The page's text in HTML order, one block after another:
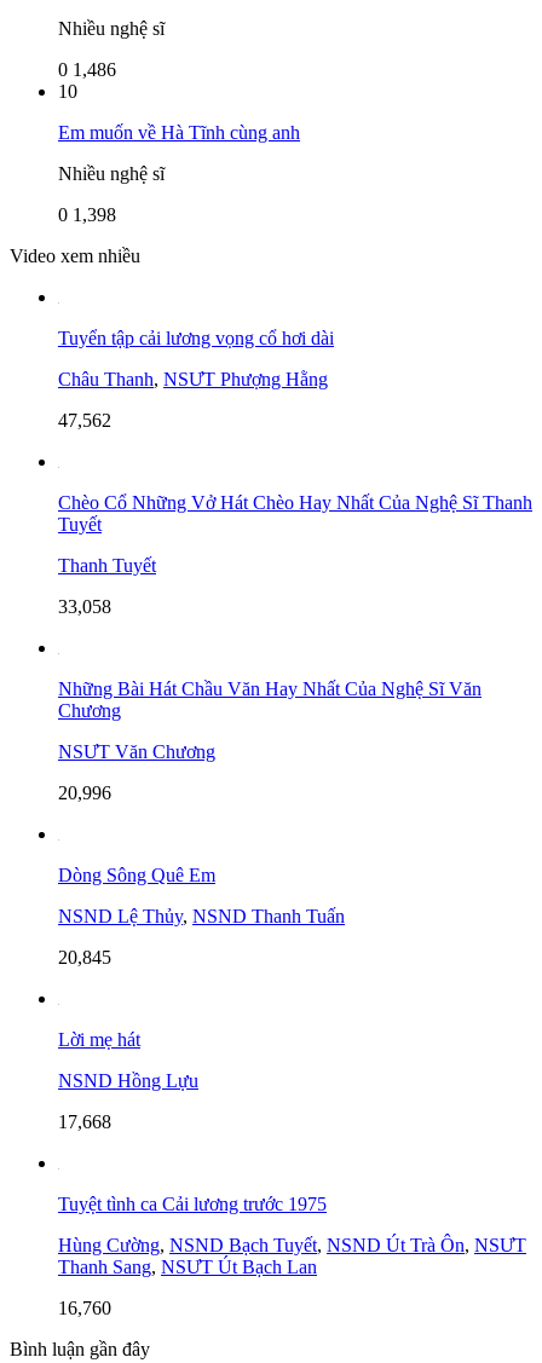
Nhiều nghệ sĩ
0 1,486
10
Em muốn về Hà Tĩnh cùng anh
Nhiều nghệ sĩ
0 1,398
Video xem nhiều
Tuyển tập cải lương vọng cổ hơi dài
Châu Thanh, NSƯT Phượng Hằng
47,562
Chèo Cổ Những Vở Hát Chèo Hay Nhất Của Nghệ Sĩ Thanh
Tuyết
Thanh Tuyết
33,058
Những Bài Hát Chầu Văn Hay Nhất Của Nghệ Sĩ Văn
Chương
NSƯT Văn Chương
20,996
Dòng Sông Quê Em
NSND Lệ Thủy, NSND Thanh Tuấn
20,845
Lời mẹ hát
NSND Hồng Lựu
17,668
Tuyệt tình ca Cải lương trước 1975
Hùng Cường, NSND Bạch Tuyết, NSND Út Trà Ôn, NSƯT
Thanh Sang, NSƯT Út Bạch Lan
16,760
Bình luận gần đây